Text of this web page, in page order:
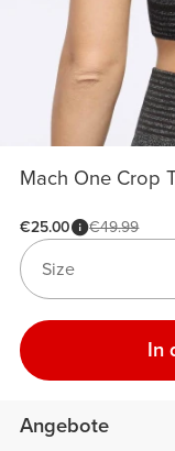
Mach One Crop
€25.00 €49.99
Size
In
Angebote